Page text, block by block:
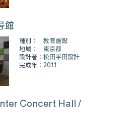
館
種別：
教育施設
地域：
東京都
設計者： 松田平田設計
完成年： 2011
Concert Hall /